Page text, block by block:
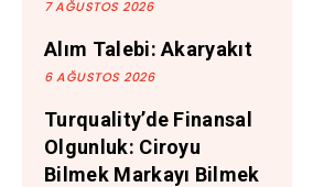
7 AĞUSTOS 2026
Alım Talebi: Akaryakıt
6 AĞUSTOS 2026
Turquality’de Finansal
Olgunluk: Ciroyu
Bilmek Markayı Bilmek